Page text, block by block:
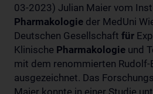
03-2023) Julian Maier vom
Pharmakologie der MedUni
Deutschen Gesellschaft für
Klinische Pharmakologie und
mit dem renommierten
ausgezeichnet. Das
Maier konnte in einer Studie